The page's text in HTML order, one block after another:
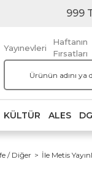
999
Yayınevleri
Haftanın
Fırsatları
KÜLTÜR ALES
/ Diğer İle Metis